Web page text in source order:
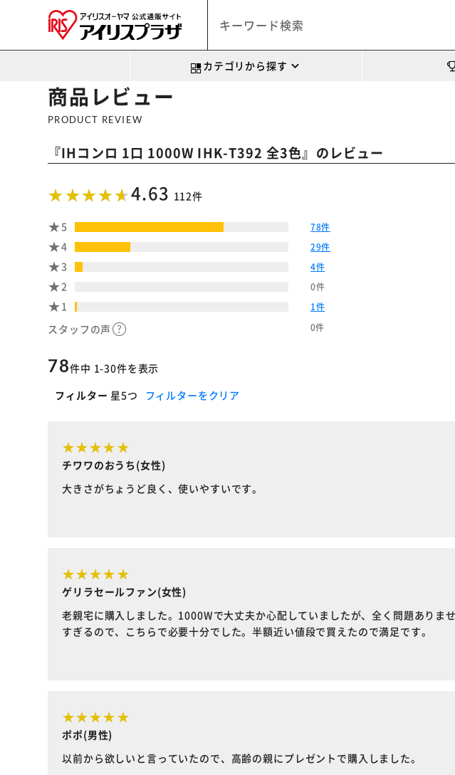
カテゴリから探す
商品レビュー
PRODUCT REVIEW
『IHコンロ 1口 1000W IHK-T392 全3色』のレビュー
4.63 112件
5 78件
4 29件
3 4件
2 0件
1 1件
スタッフの声 0件
78件中 1-30件を表示
フィルター 星5つ フィルターをクリア
チワワのおうち(女性)
大きさがちょうど良く、使いやすいです。
ゲリラセールファン(女性)
老親宅に購入しました。1000Wで大丈夫か心配していましたが、全く問題ありま
すぎるので、こちらで必要十分でした。半額近い値段で買えたので満足です。
ポポ(男性)
以前から欲しいと言っていたので、高齢の親にプレゼントで購入しました。